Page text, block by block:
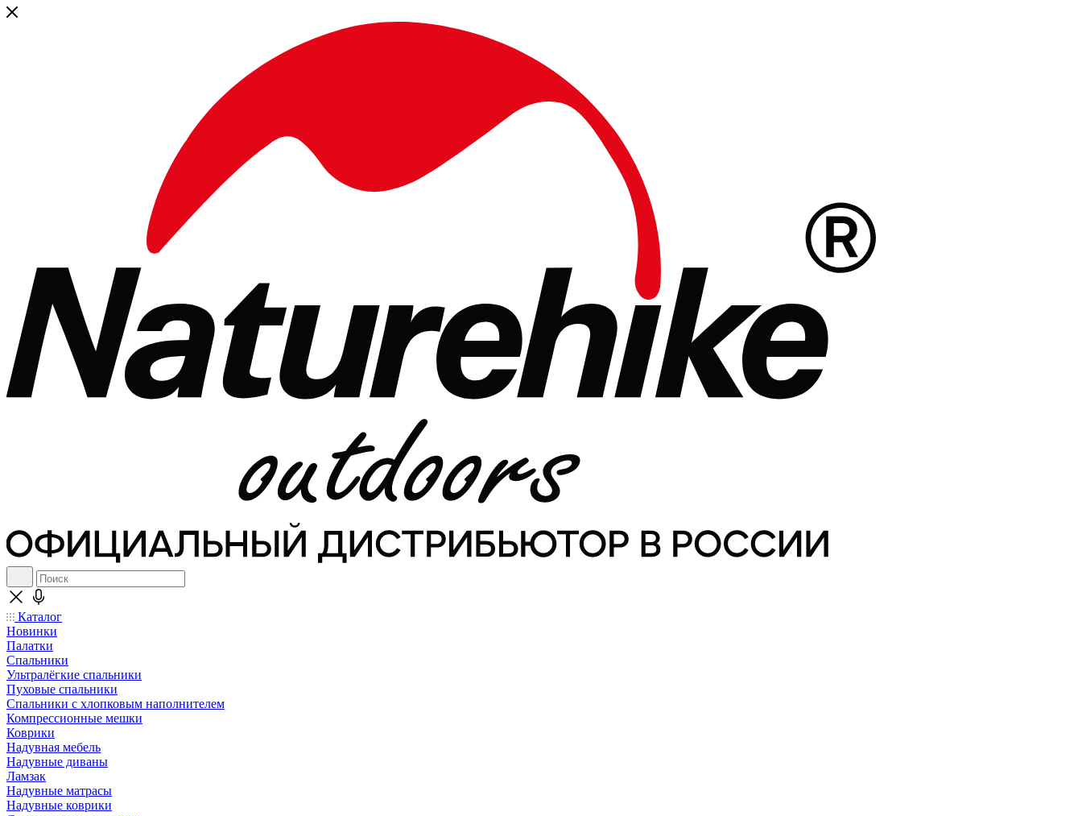
Каталог
Новинки
Палатки
Спальники
Ультралёгкие спальники
Пуховые спальники
Спальники с хлопковым наполнителем
Компрессионные мешки
Коврики
Надувная мебель
Надувные диваны
Ламзак
Надувные матрасы
Надувные коврики